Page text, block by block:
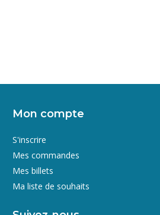
Mon compte
S'inscrire
Mes commandes
Mes billets
Ma liste de souhaits